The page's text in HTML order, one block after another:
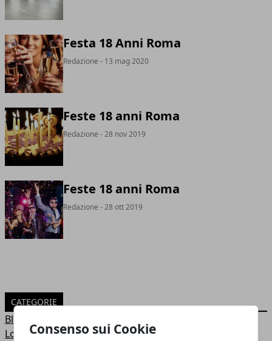
Consenso sui Cookie
Festa 18 Anni Roma
Redazione - 13 mag 2020
Feste 18 anni Roma
Redazione - 28 nov 2019
Feste 18 anni Roma
Redazione - 28 ott 2019
CATEGORIE
Blog
Locali